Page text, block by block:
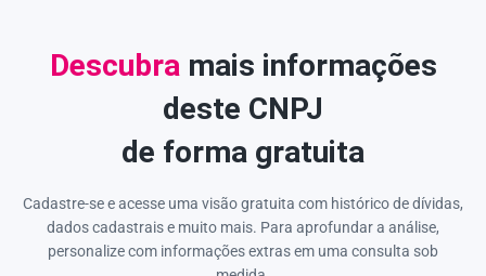
Descubra mais informações
deste CNPJ
de forma gratuita
Cadastre-se e acesse uma visão gratuita com histórico de dívidas,
dados cadastrais e muito mais. Para aprofundar a análise,
personalize com informações extras em uma consulta sob